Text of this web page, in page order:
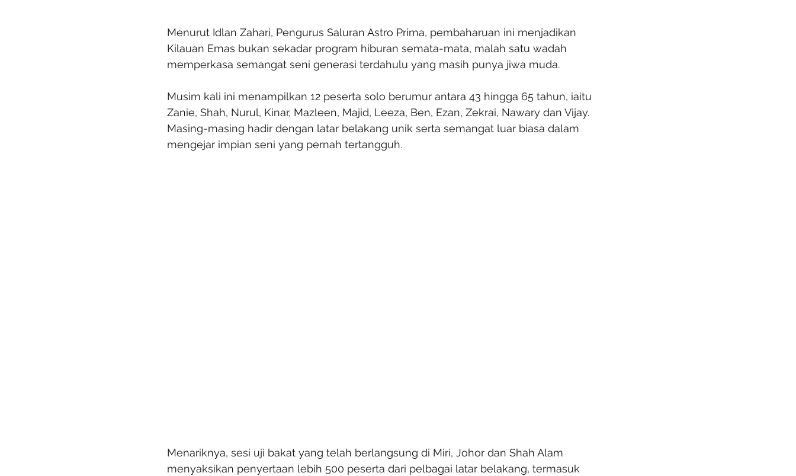
Menurut Idlan Zahari, Pengurus Saluran Astro Prima, pembaharuan ini menjadikan
Kilauan Emas bukan sekadar program hiburan semata-mata, malah satu wadah
memperkasa semangat seni generasi terdahulu yang masih punya jiwa muda.
Musim kali ini menampilkan 12 peserta solo berumur antara 43 hingga 65 tahun, iaitu
Zanie, Shah, Nurul, Kinar, Mazleen, Majid, Leeza, Ben, Ezan, Zekrai, Nawary dan Vijay.
Masing-masing hadir dengan latar belakang unik serta semangat luar biasa dalam
mengejar impian seni yang pernah tertangguh.
Menariknya, sesi uji bakat yang telah berlangsung di Miri, Johor dan Shah Alam
menyaksikan penyertaan lebih 500 peserta dari pelbagai latar belakang, termasuk